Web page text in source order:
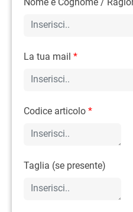
Nome e Cognome /
La tua mail *
Codice articolo *
Taglia (se presente)